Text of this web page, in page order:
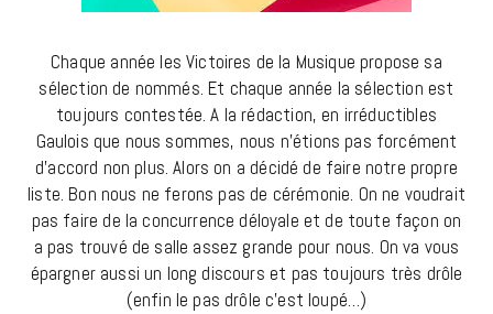
Chaque année les Victoires de la Musique propose sa
sélection de nommés. Et chaque année la sélection est
toujours contestée. A la rédaction, en irréductibles
Gaulois que nous sommes, nous n’étions pas forcément
d’accord non plus. Alors on a décidé de faire notre propre
liste. Bon nous ne ferons pas de cérémonie. On ne voudrait
pas faire de la concurrence déloyale et de toute façon on
a pas trouvé de salle assez grande pour nous. On va vous
épargner aussi un long discours et pas toujours très drôle
(enfin le pas drôle c’est loupé…)